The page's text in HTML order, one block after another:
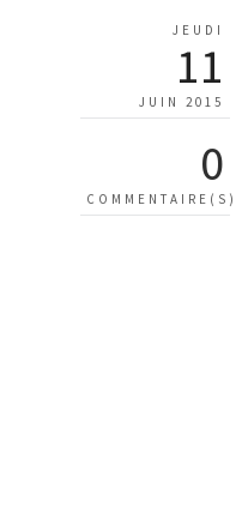
JEUDI
11
JUIN 2015
0
COMMENTAIRE(S)